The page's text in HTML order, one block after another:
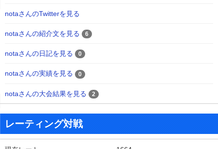
notaさんのTwitterを見る
notaさんの紹介文を見る 6
notaさんの日記を見る 0
notaさんの実績を見る 0
notaさんの大会結果を見る 2
レーティング対戦